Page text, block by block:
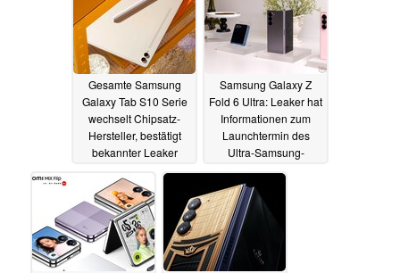
Gesamte Samsung
Galaxy Tab S10 Serie
wechselt Chipsatz-
Hersteller, bestätigt
bekannter Leaker
Samsung Galaxy Z
Fold 6 Ultra: Leaker hat
Informationen zum
Launchtermin des
Ultra-Samsung-
Foldables17.07.2024